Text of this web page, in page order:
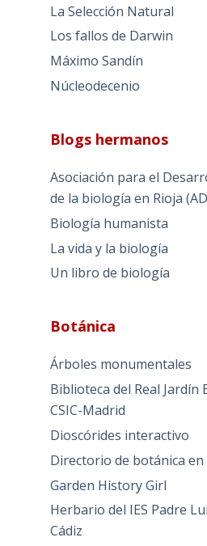
La Selección Natural
Los fallos de Darwin
Máximo Sandín
Núcleodecenio
Blogs hermanos
Asociación para el
de la biología en Rioja
Biología humanista
La vida y la biología
Un libro de biología
Botánica
Árboles monumentales
Biblioteca del Real Jardín
CSIC-Madrid
Dioscórides interactivo
Directorio de botánica
Garden History Girl
Herbario del IES Padre
Cádiz